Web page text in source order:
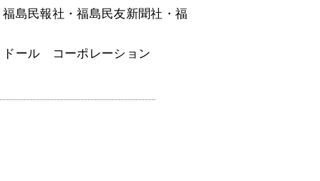
島民報社・福島民友新聞社・福
ドール コーポレーション